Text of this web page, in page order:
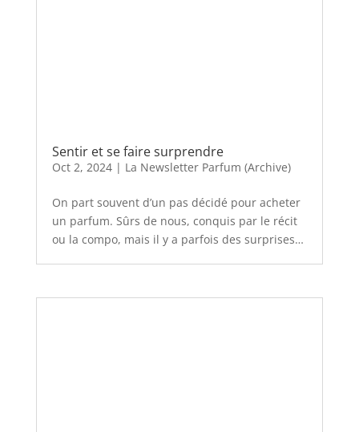
Sentir et se faire surprendre
Oct 2, 2024| La Newsletter Parfum (Archive)
On part souvent d’un pas décidé pour acheter
un parfum. Sûrs de nous, conquis par le récit
ou la compo, mais il y a parfois des surprises…